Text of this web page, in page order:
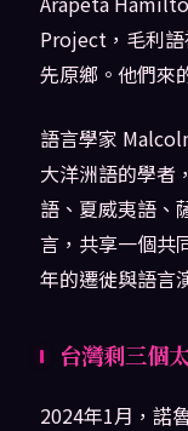
Project，毛利
先原鄉。他們來
語言學家
大洋洲語的學者
語、夏威夷語、
言，共享一個共
年的遷徙與語言
台灣剩三個
2024年1月，諾